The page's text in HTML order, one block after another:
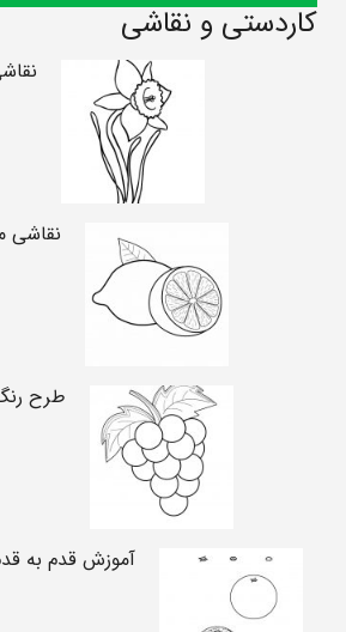
کاردستی و نقاشی
نقاشی
طرح
آموزش قدم به